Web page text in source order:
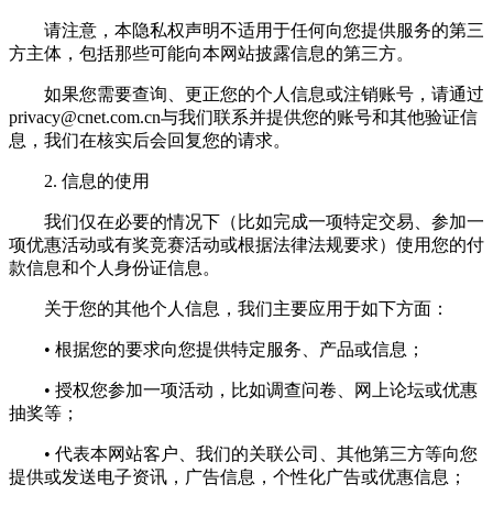
请注意，本隐私权声明不适用于任何向您提供服务的第三
方主体，包括那些可能向本网站披露信息的第三方。
如果您需要查询、更正您的个人信息或注销账号，请通过
privacy@cnet.com.cn与我们联系并提供您的账号和其他验证信
息，我们在核实后会回复您的请求。
2. 信息的使用
我们仅在必要的情况下（比如完成一项特定交易、参加一
项优惠活动或有奖竞赛活动或根据法律法规要求）使用您的付
款信息和个人身份证信息。
关于您的其他个人信息，我们主要应用于如下方面：
• 根据您的要求向您提供特定服务、产品或信息；
• 授权您参加一项活动，比如调查问卷、网上论坛或优惠
抽奖等；
• 代表本网站客户、我们的关联公司、其他第三方等向您
提供或发送电子资讯，广告信息，个性化广告或优惠信息；